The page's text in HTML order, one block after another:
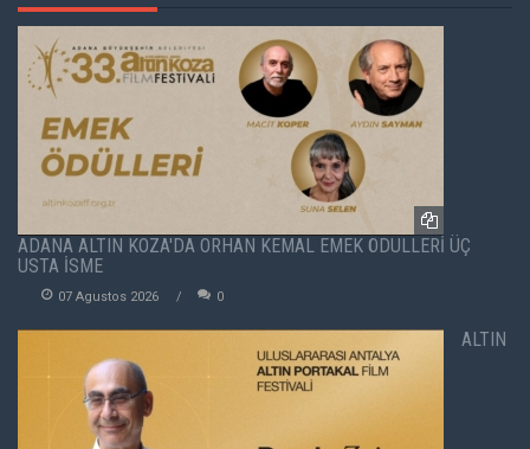
ADANA ALTIN KOZA'DA ORHAN KEMAL EMEK ÖDÜLLERİ ÜÇ
USTA İSME
07 Agustos 2026 0
ALTIN